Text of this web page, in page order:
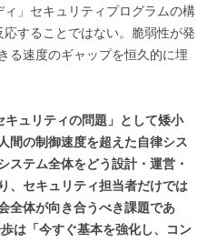
」セキュリティプログラムの構
することではない。脆弱性が発
る速度のギャップを恒久的に埋
ュリティの問題」として矮小
間の制御速度を超えた自律シス
ステム全体をどう設計・運営・
、セキュリティ担当者だけでは
全体が向き合うべき課題であ
は「今すぐ基本を強化し、コン